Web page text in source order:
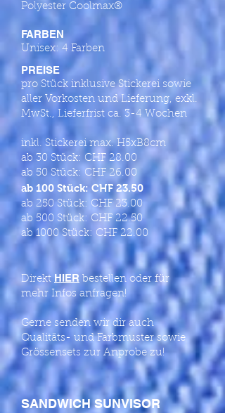
Polyester Coolmax®
FARBEN
Unisex: 4 Farben
PREISE
pro Stück inklusive Stickerei sowie
aller Vorkosten und Lieferung, exkl.
MwSt., Lieferfrist ca. 3-4 Wochen
inkl. Stickerei max. H5xB8cm
ab 30 Stück: CHF 28.00
ab 50 Stück: CHF 26.00
ab 100 Stück: CHF 23.50
ab 250 Stück: CHF 23.00
ab 500 Stück: CHF 22.50
ab 1000 Stück: CHF 22.00
DirektHIER bestellen oder für
mehr Infos anfragen!
Gerne senden wir dir auch
Qualitäts- und Farbmuster sowie
Grössensets zur Anprobe zu!
SANDWICH SUNVISOR